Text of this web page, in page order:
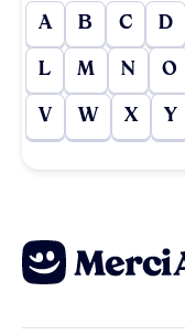
A B C D
L M N O
V W X Y